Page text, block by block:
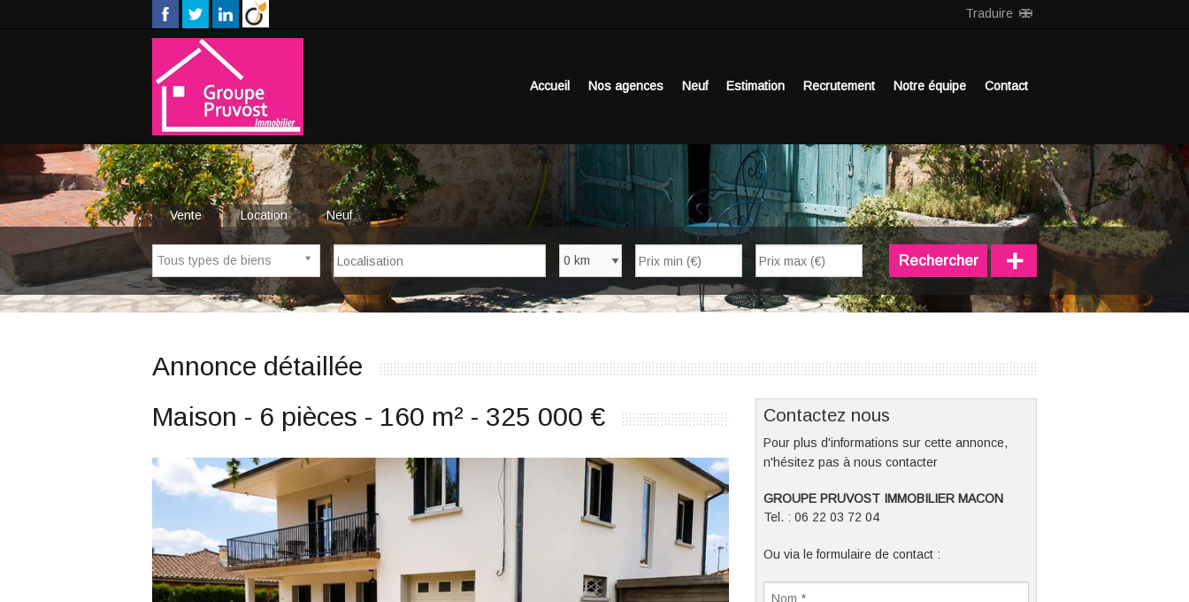
Traduire
Accueil Nos agences Neuf Estimation Recrutement Notre équipe Contact
Vente Location Neuf
Tous types de biens
Nb de pièces
Rechercher +
Annonce détaillée
Maison - 6 pièces - 160 m² - 325 000 €
Contactez nous
Pour plus d'informations sur cette annonce,
n'hésitez pas à nous contacter
GROUPE PRUVOST IMMOBILIER MACON
Tel. : 06 22 03 72 04
Ou via le formulaire de contact :